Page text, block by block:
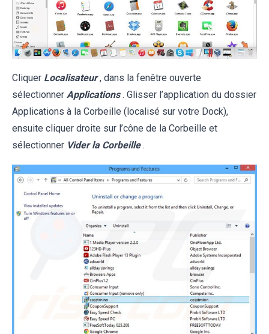
Cliquer Localisateur , dans la fenêtre ouverte
sélectionner Applications . Glisser l’application du dossier
Applications à la Corbeille (localisé sur votre Dock),
ensuite cliquer droite sur l’cône de la Corbeille et
sélectionner Vider la Corbeille .